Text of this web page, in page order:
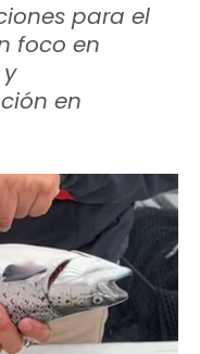
para el
foco en
en